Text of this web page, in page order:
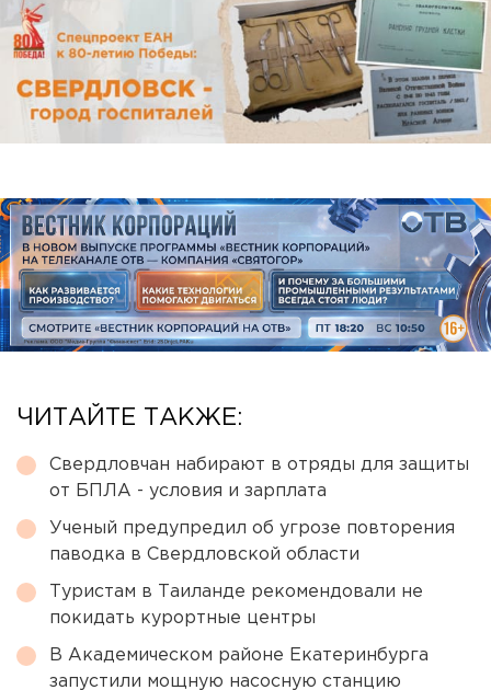
ЧИТАЙТЕ ТАКЖЕ:
Свердловчан набирают в отряды для защиты
от БПЛА - условия и зарплата
Ученый предупредил об угрозе повторения
паводка в Свердловской области
Туристам в Таиланде рекомендовали не
покидать курортные центры
В Академическом районе Екатеринбурга
запустили мощную насосную станцию